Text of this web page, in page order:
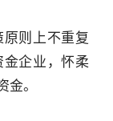
则上不重复
企业，怀柔
。